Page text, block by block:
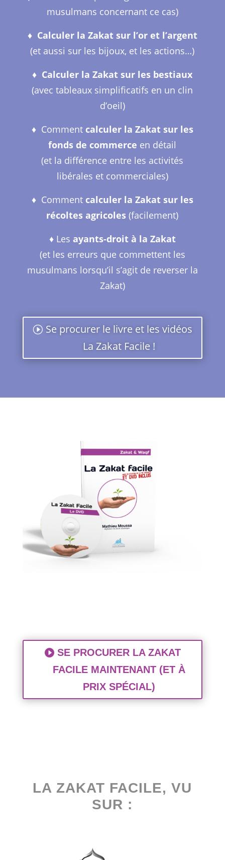
musulmans concernant ce cas)
♦︎ Calculer la Zakat sur l’or et l’argent
(et aussi sur les bijoux, et les actions…)
♦︎ Calculer la Zakat sur les bestiaux
(avec tableaux simplificatifs en un clin
d’oeil)
♦︎ Comment calculer la Zakat sur les
fonds de commerce en détail
(et la différence entre les activités
libérales et commerciales)
♦︎ Comment calculer la Zakat sur les
récoltes agricoles (facilement)
♦︎ Les ayants-droit à la Zakat
(et les erreurs que commettent les
musulmans lorsqu’il s’agit de reverser la
Zakat)
Se procurer le livre et les vidéos
La Zakat Facile !
SE PROCURER LA ZAKAT
FACILE MAINTENANT (ET À
PRIX SPÉCIAL)
LA ZAKAT FACILE, VU
SUR :